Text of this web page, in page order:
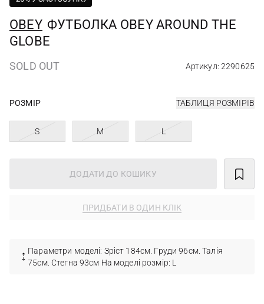
OBEY ФУТБОЛКА OBEY AROUND THE
GLOBE
SOLD OUT Артикул: 2290625
РОЗМІР ТАБЛИЦЯ РОЗМІРІВ
S M L
ДОДАТИ ДО КОШИКУ
ПРИДБАТИ В ОДИН КЛІК
Параметри моделі: Зріст 184см. Груди 96см. Талія
75см. Стегна 93см На моделі розмір: L